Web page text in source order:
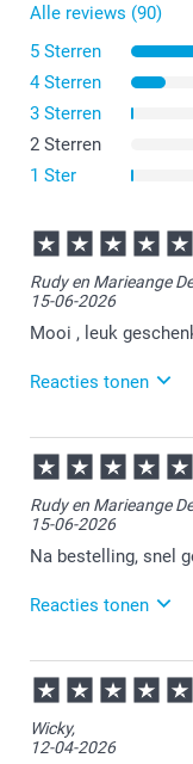
Alle reviews (90)
5 Sterren
4 Sterren
3 Sterren
2 Sterren
1 Ster
Rudy en Marieange
15-06-2026
Mooi , leuk
Reacties tonen
16-06-2026
13:58
Bedankt voor
onderzetters
een leuk
geven!
Rudy en Marieange
15-06-2026
Na bestelling, snel
Reacties tonen
15-06-2026
11:56
Bedankt voor
Veel plezier
Wicky,
12-04-2026